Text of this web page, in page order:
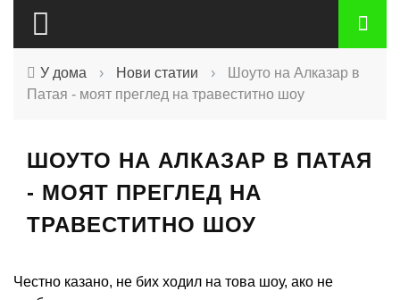
У дома › Нови статии ›
Шоуто на Алказар в
Патая - моят преглед на травеститно шоу
ШОУТО НА АЛКАЗАР В ПАТАЯ
- МОЯТ ПРЕГЛЕД НА
ТРАВЕСТИТНО ШОУ
Честно казано, не бих ходил на това шоу, ако не